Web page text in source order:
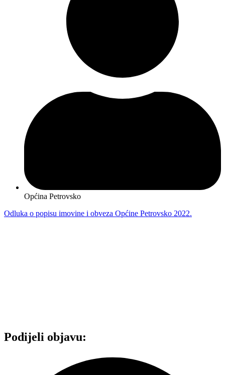
Općina Petrovsko
Odluka o popisu imovine i obveza Općine Petrovsko 2022.
Podijeli objavu: